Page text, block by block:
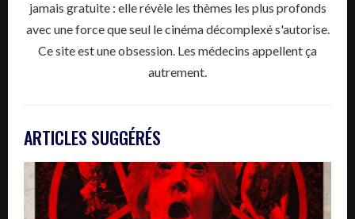
jamais gratuite : elle révèle les thèmes les plus profonds
avec une force que seul le cinéma décomplexé s'autorise.
Ce site est une obsession. Les médecins appellent ça
autrement.
ARTICLES SUGGÉRÉS